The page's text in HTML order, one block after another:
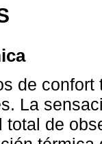
de
La
total de